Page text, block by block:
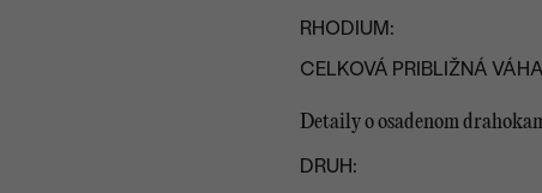
RHODIUM:
CELKOVÁ PRIBLIŽNÁ
Detaily o osadenom
DRUH: